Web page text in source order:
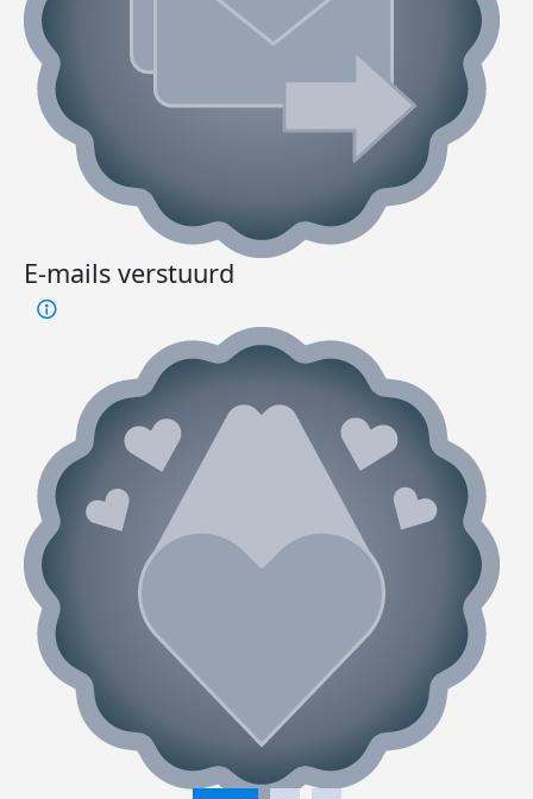
E-mails verstuurd